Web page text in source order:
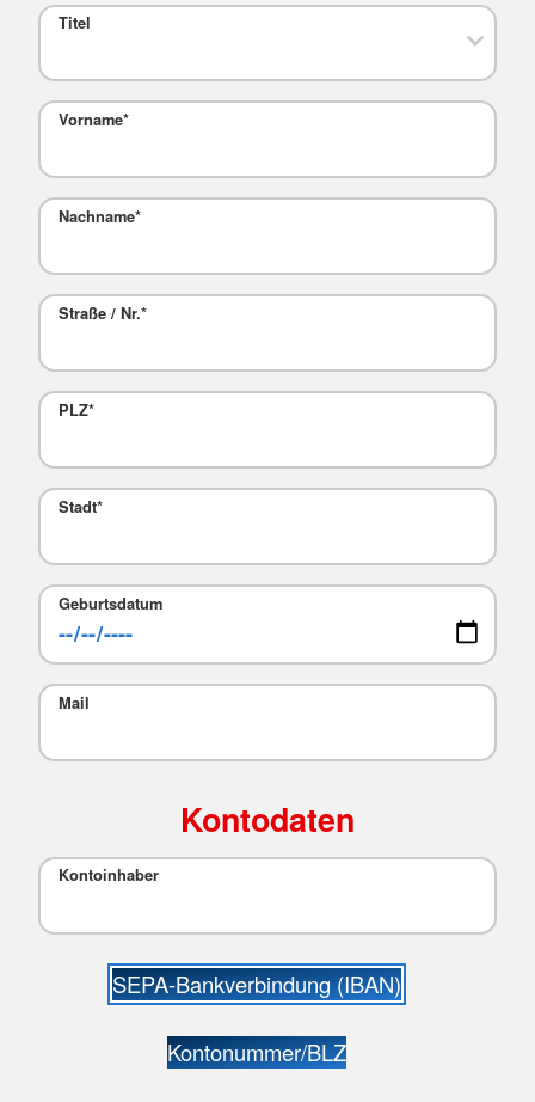
Titel
Vorname*
Nachname*
Straße / Nr.*
PLZ*
Stadt*
Geburtsdatum
Mail
Kontodaten
Kontoinhaber
SEPA-Bankverbindung (IBAN)
Kontonummer/BLZ